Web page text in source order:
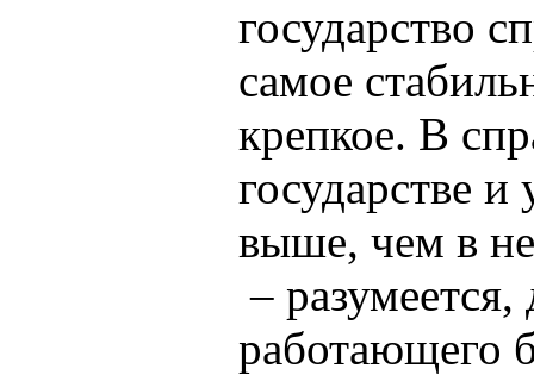
государство
самое
крепкое. В
государстве
выше, чем в
–­ разумеется,
работающего